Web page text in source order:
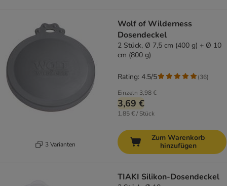
3 Varianten
Wolf of Wilderness
Dosendeckel
2 Stück, Ø 7,5 cm (400 g) + Ø 10
cm (800 g)
Einzeln 3,98 €
3,69 €
1,85 € / Stück
Rating: 4.5/5 (36)
Zum Warenkorb
hinzufügen
TIAKI Silikon-Dosendeckel